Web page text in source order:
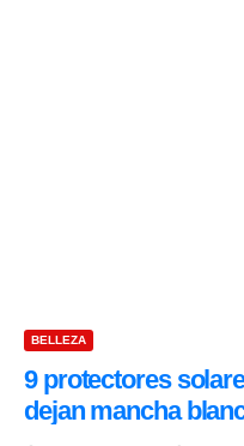
BELLEZA
9 protectores
dejan mancha